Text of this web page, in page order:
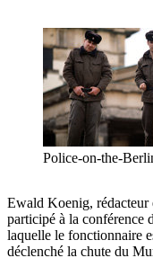
Police-on-the-
Ewald Koenig,
participé à la conférence
laquelle le fonctionnaire
déclenché la chute du